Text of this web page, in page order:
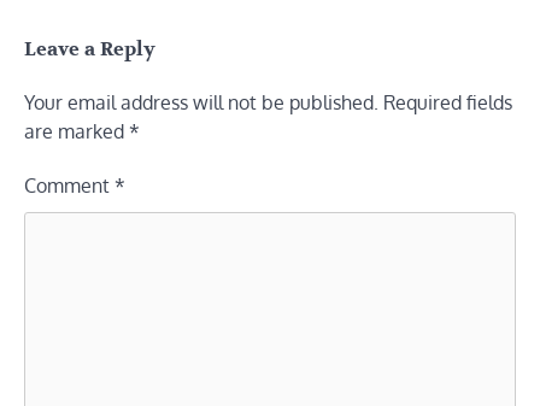
Leave a Reply
Your email address will not be published. Required fields
are marked *
Comment *